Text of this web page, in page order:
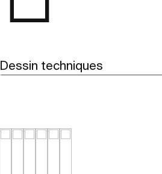
Dessin techniques